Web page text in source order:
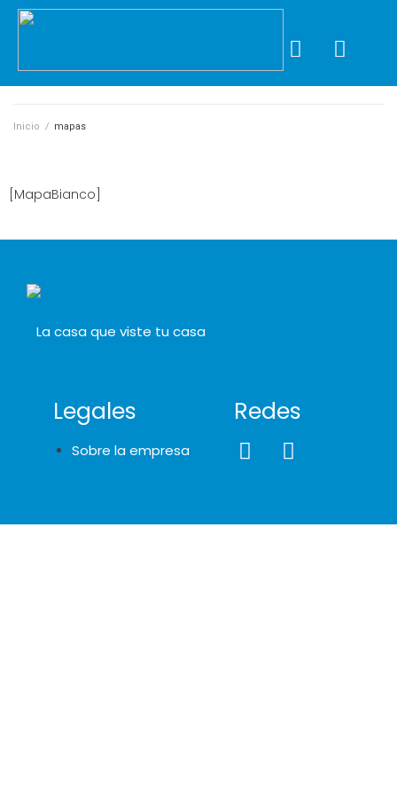
Inicio / mapas
[MapaBianco]
La casa que viste tu casa
Legales
Sobre la empresa
Redes